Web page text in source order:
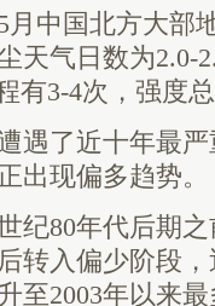
中国北方大部
天气日数为2.0-
有3-4次，强度
了近十年最严
出现偏多趋势。
80年代后期之
转入偏少阶段
至2003年以来